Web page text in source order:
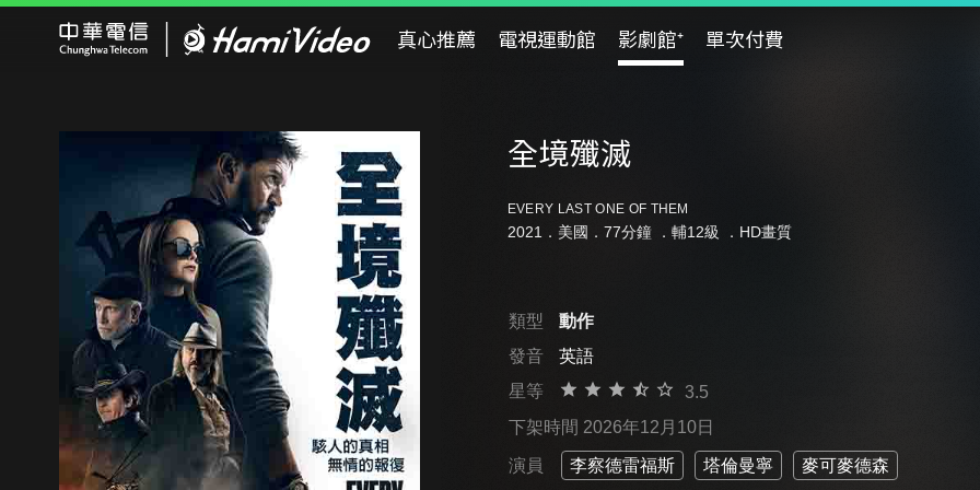
真心推薦 電視運動館 影劇館⁺ 單次付費
全境殲滅
EVERY LAST ONE OF THEM
2021．美國．77分鐘 ． 輔12級 ．HD畫質
類型
動作
發音
英語
星等
3.5
下架時間 2026年12月10日
演員 李察德雷福斯 塔倫曼寧 麥可麥德森